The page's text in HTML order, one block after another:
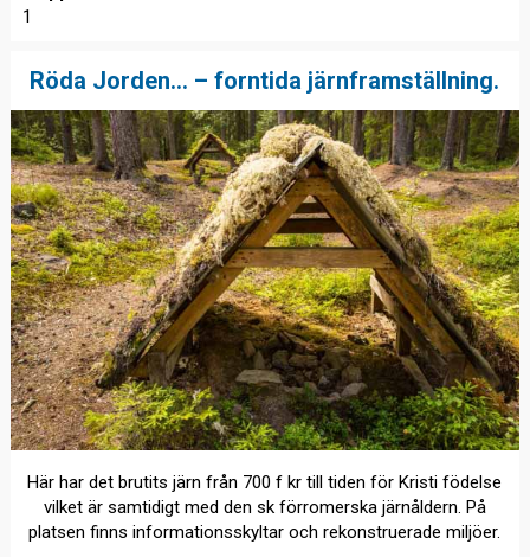
1
Röda Jorden... – forntida järnframställning.
Här har det brutits järn från 700 f kr till tiden för Kristi födelse
vilket är samtidigt med den sk förromerska järnåldern. På
platsen finns informationsskyltar och rekonstruerade miljöer.